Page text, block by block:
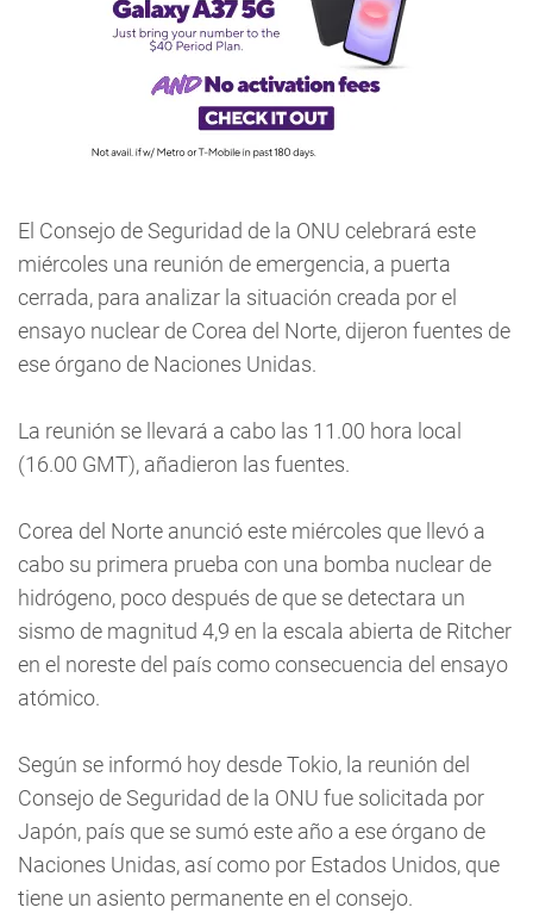
El Consejo de Seguridad de la ONU celebrará este
miércoles una reunión de emergencia, a puerta
cerrada, para analizar la situación creada por el
ensayo nuclear de Corea del Norte, dijeron fuentes de
ese órgano de Naciones Unidas.
La reunión se llevará a cabo las 11.00 hora local
(16.00 GMT), añadieron las fuentes.
Corea del Norte anunció este miércoles que llevó a
cabo su primera prueba con una bomba nuclear de
hidrógeno, poco después de que se detectara un
sismo de magnitud 4,9 en la escala abierta de Ritcher
en el noreste del país como consecuencia del ensayo
atómico.
Según se informó hoy desde Tokio, la reunión del
Consejo de Seguridad de la ONU fue solicitada por
Japón, país que se sumó este año a ese órgano de
Naciones Unidas, así como por Estados Unidos, que
tiene un asiento permanente en el consejo.